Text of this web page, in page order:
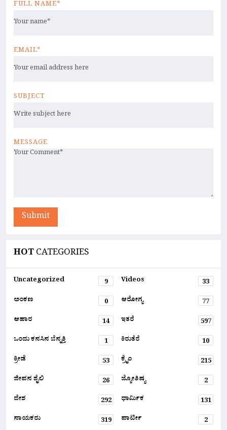
FULL NAME*
EMAIL*
SUBJECT
MESSAGE
Submit
HOTCATEGORIES
Uncategorized 9 Videos
33
ಅಂಕಣ
0 ಆರೋಗ್ಯ
77
ಆಹಾರ
14 ಇತರೆ
597
ಒಂದು ಕನಸಿನ ಬೆನ್ನತ್ತಿ
1 ಕಿರುತೆರೆ
10
ಕ್ರೀಡೆ
53 ಕ್ರೈಂ
215
ಜೀವನ ಶೈಲಿ
26 ಜ್ಯೋತಿಷ್ಯ
2
ದೇಶ
292 ಧಾರ್ಮಿಕ
131
ನಾಯಕರು
319 ಪಾರ್ಟೀ
2